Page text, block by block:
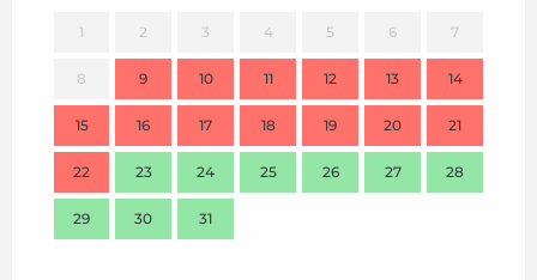
1 2 3 4 5 6 7
8 9 10 11 12 13 14
15 16 17 18 19 20 21
22 23 24 25 26 27 28
29 30 31